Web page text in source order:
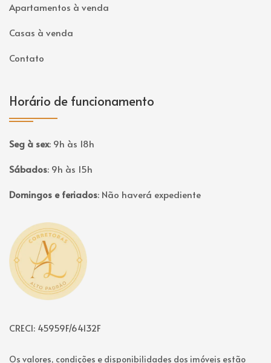
Apartamentos à venda
Casas à venda
Contato
Horário de funcionamento
Seg à sex: 9h às 18h
Sábados: 9h às 15h
Domingos e feriados: Não haverá expediente
Página inicial
CRECI: 45959F/64132F
Os valores, condições e disponibilidades dos imóveis estão